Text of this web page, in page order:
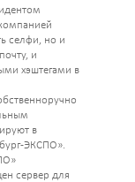
селфи, но и
и
хэштегами в
в
ЭКСПО».
сервер для